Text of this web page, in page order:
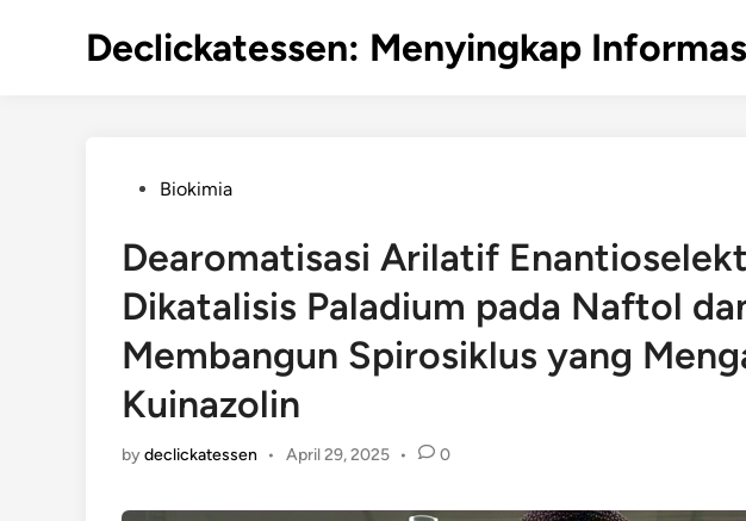
Declickatessen: Menyingkap
PostedBiokimia
Dearomatisasi Arilatif
Dikatalisis Paladium pada Naftol
Membangun Spirosiklus yang
Kuinazolin
bydeclickatessen • April 29, 2025 • 0